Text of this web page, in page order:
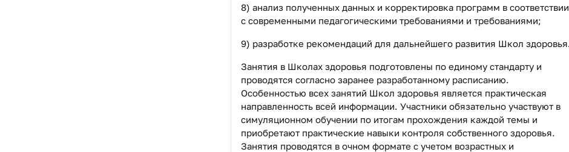
8) анализ полученных данных и корректировка программ в соответствии
с современными педагогическими требованиями и требованиями;
9) разработке рекомендаций для дальнейшего развития Школ здоровья.
Занятия в Школах здоровья подготовлены по единому стандарту и
проводятся согласно заранее разработанному расписанию.
Особенностью всех занятий Школ здоровья является практическая
направленность всей информации. Участники обязательно участвуют в
симуляционном обучении по итогам прохождения каждой темы и
приобретают практические навыки контроля собственного здоровья.
Занятия проводятся в очном формате с учетом возрастных и